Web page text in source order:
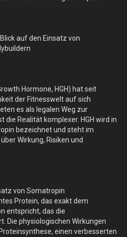
auf den Einsatz von
Hormone, HGH) hat seit
der Fitnesswelt auf sich
es als legalen Weg zur
die Realität komplexer. HGH wird in
bezeichnet und steht im
Wirkung, Risiken und
von Somatropin
Protein, das exakt dem
entspricht, das die
Die physiologischen Wirkungen
einen verbesserten